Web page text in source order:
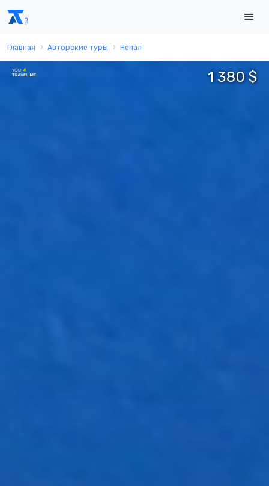
Главная Авторские туры Непал
1 380 $